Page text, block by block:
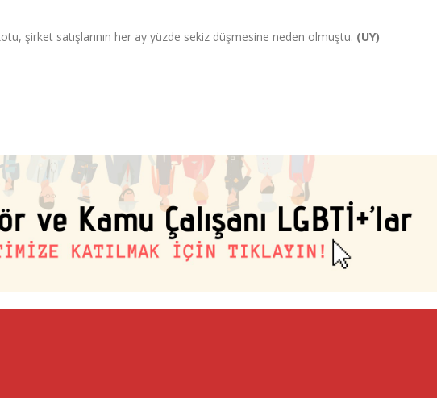
şirket satışlarının her ay yüzde sekiz düşmesine neden olmuştu. (UY)